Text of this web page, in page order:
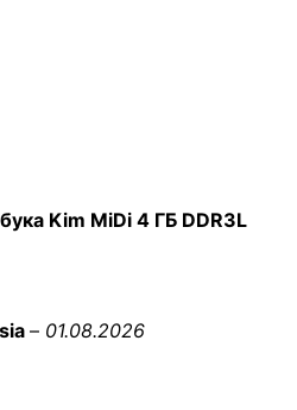
Kim MiDi 4 ГБ DDR3L
– 01.08.2026